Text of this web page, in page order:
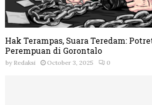
Hak Terampas, Suara Teredam:
Perempuan di Gorontalo
by Redaksi October 3, 2025 0